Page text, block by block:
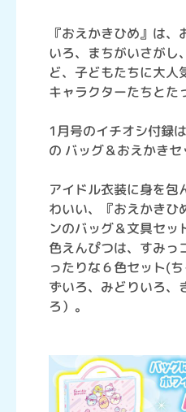
『おえかきひめ』は
いろ、まちがいさがし
ど、子どもたちに大人
キャラクターたちとた
1月号のイチオシ付録
の バッグ＆おえかきセ
アイドル衣装に身を包
わいい、『おえかきひ
ンのバッグ＆文具セッ
色えんぴつは、すみっ
ったりな６色セット(
ずいろ、みどりいろ、
ろ）。